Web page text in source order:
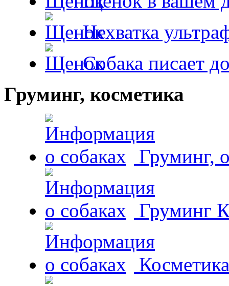
Нехватка
Собака писает
Груминг, косметика
Груминг,
Груминг